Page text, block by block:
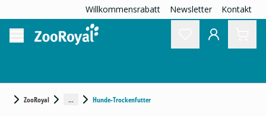
Willkommensrabatt Newsletter Kontakt
ZooRoyal ... Hunde-Trockenfutter